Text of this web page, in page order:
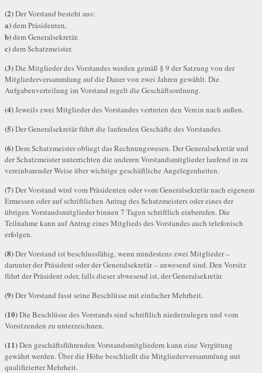
(2)Der Vorstand besteht aus:
a)dem Präsidenten,
b)dem Generalsekretär,
c)dem Schatzmeister.
(3)Die Mitglieder des Vorstandes werden gemäß § 9 der Satzung von der
Mitgliederversammlung auf die Dauer von zwei Jahren gewählt. Die
Aufgabenverteilung im Vorstand regelt die Geschäftsordnung.
(4)Jeweils zwei Mitglieder des Vorstandes vertreten den Verein nach außen.
(5)Der Generalsekretär führt die laufenden Geschäfte des Vorstandes.
(6)Dem Schatzmeister obliegt das Rechnungswesen. Der Generalsekretär und
der Schatzmeister unterrichten die anderen Vorstandsmitglieder laufend in zu
vereinbarender Weise über wichtige geschäftliche Angelegenheiten.
(7)Der Vorstand wird vom Präsidenten oder vom Generalsekretär nach eigenem
Ermessen oder auf schriftlichen Antrag des Schatzmeisters oder eines der
übrigen Vorstandsmitglieder binnen 7 Tagen schriftlich einberufen. Die
Teilnahme kann auf Antrag eines Mitglieds des Vorstandes auch telefonisch
erfolgen.
(8)Der Vorstand ist beschlussfähig, wenn mindestens zwei Mitglieder –
darunter der Präsident oder der Generalsekretär – anwesend sind. Den Vorsitz
führt der Präsident oder, falls dieser abwesend ist, der Generalsekretär.
(9)Der Vorstand fasst seine Beschlüsse mit einfacher Mehrheit.
(10)Die Beschlüsse des Vorstands sind schriftlich niederzulegen und vom
Vorsitzenden zu unterzeichnen.
(11)Den geschäftsführenden Vorstandsmitgliedern kann eine Vergütung
gewährt werden. Über die Höhe beschließt die Mitgliederversammlung mit
qualifizierter Mehrheit.